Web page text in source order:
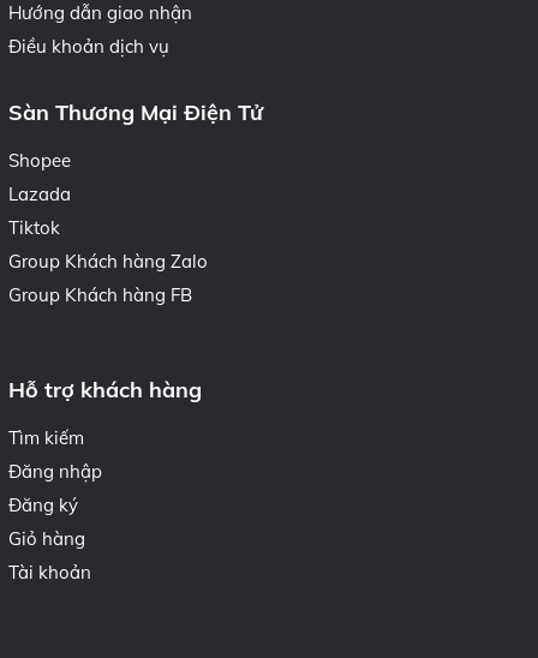
Hướng dẫn giao nhận
Điều khoản dịch vụ
Sàn Thương Mại Điện Tử
Shopee
Lazada
Tiktok
Group Khách hàng Zalo
Group Khách hàng FB
Hỗ trợ khách hàng
Tìm kiếm
Đăng nhập
Đăng ký
Giỏ hàng
Tài khoản